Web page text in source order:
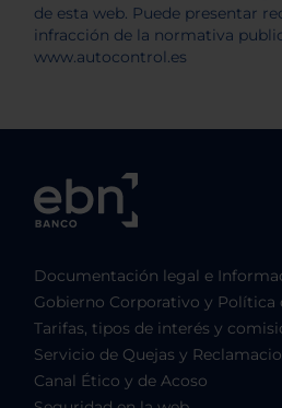
Documentación legal e
Gobierno Corporativo y Política
Tarifas, tipos de interés y
Servicio de Quejas y
Canal Ético y de Acoso